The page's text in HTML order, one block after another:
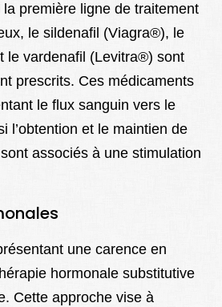
première ligne de traitement
le sildenafil (Viagra®), le
le vardenafil (Levitra®) sont
prescrits. Ces médicaments
le flux sanguin vers le
l’obtention et le maintien de
sont associés à une stimulation
une carence en
hormonale substitutive
Cette approche vise à